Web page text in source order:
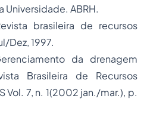
Universidade. ABRH.
brasileira de recursos
Dez, 1997.
da drenagem
Brasileira de Recursos
Vol. 7, n. 1(2002 jan./mar.), p.